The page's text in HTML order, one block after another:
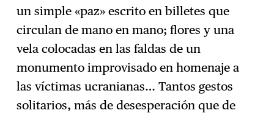
un simple «paz» escrito en billetes que
circulan de mano en mano; flores y una
vela colocadas en las faldas de un
monumento improvisado en homenaje a
las víctimas ucranianas… Tantos gestos
solitarios, más de desesperación que de